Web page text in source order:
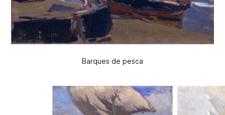
Barques de pesca